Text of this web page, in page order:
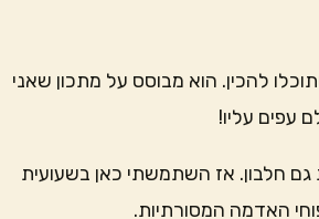
להכין. הוא מבוסס על מתכון שאני
עפים עליו!
גם חלבון. אז השתמשתי כאן בשעועית
האדמה המסורתיות.